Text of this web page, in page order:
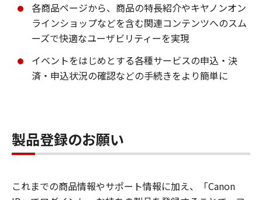
各商品ページから、商品の特長紹介やキヤノンオン
ラインショップなどを含む関連コンテンツへのスム
ーズで快適なユーザビリティーを実現
イベントをはじめとする各種サービスの申込・決
済・申込状況の確認などの手続きをより簡単に
製品登録のお願い
これまでの商品情報やサポート情報に加え、「Canon